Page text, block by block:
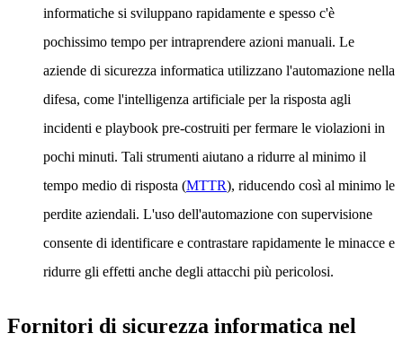
informatiche si sviluppano rapidamente e spesso c'è
pochissimo tempo per intraprendere azioni manuali. Le
aziende di sicurezza informatica utilizzano l'automazione nella
difesa, come l'intelligenza artificiale per la risposta agli
incidenti e playbook pre-costruiti per fermare le violazioni in
pochi minuti. Tali strumenti aiutano a ridurre al minimo il
tempo medio di risposta (MTTR), riducendo così al minimo le
perdite aziendali. L'uso dell'automazione con supervisione
consente di identificare e contrastare rapidamente le minacce e
ridurre gli effetti anche degli attacchi più pericolosi.
Fornitori di sicurezza informatica nel